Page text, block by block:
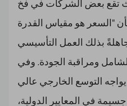
تقع بعض الشركات في فخ
بأن "السعر هو مقياس القدرة
بذلك العمل التأسيسي
ومراقبة الجودة. وفي
التوسع الخارجي عالي
في المعايير الدولية،